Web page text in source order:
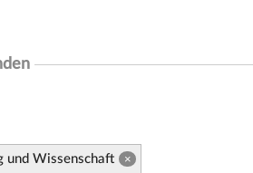
und Wissenschaft ×